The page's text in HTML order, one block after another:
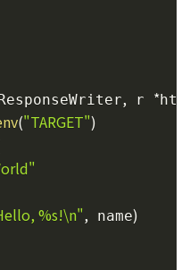
, r *
("TARGET")
%s!\n", name)